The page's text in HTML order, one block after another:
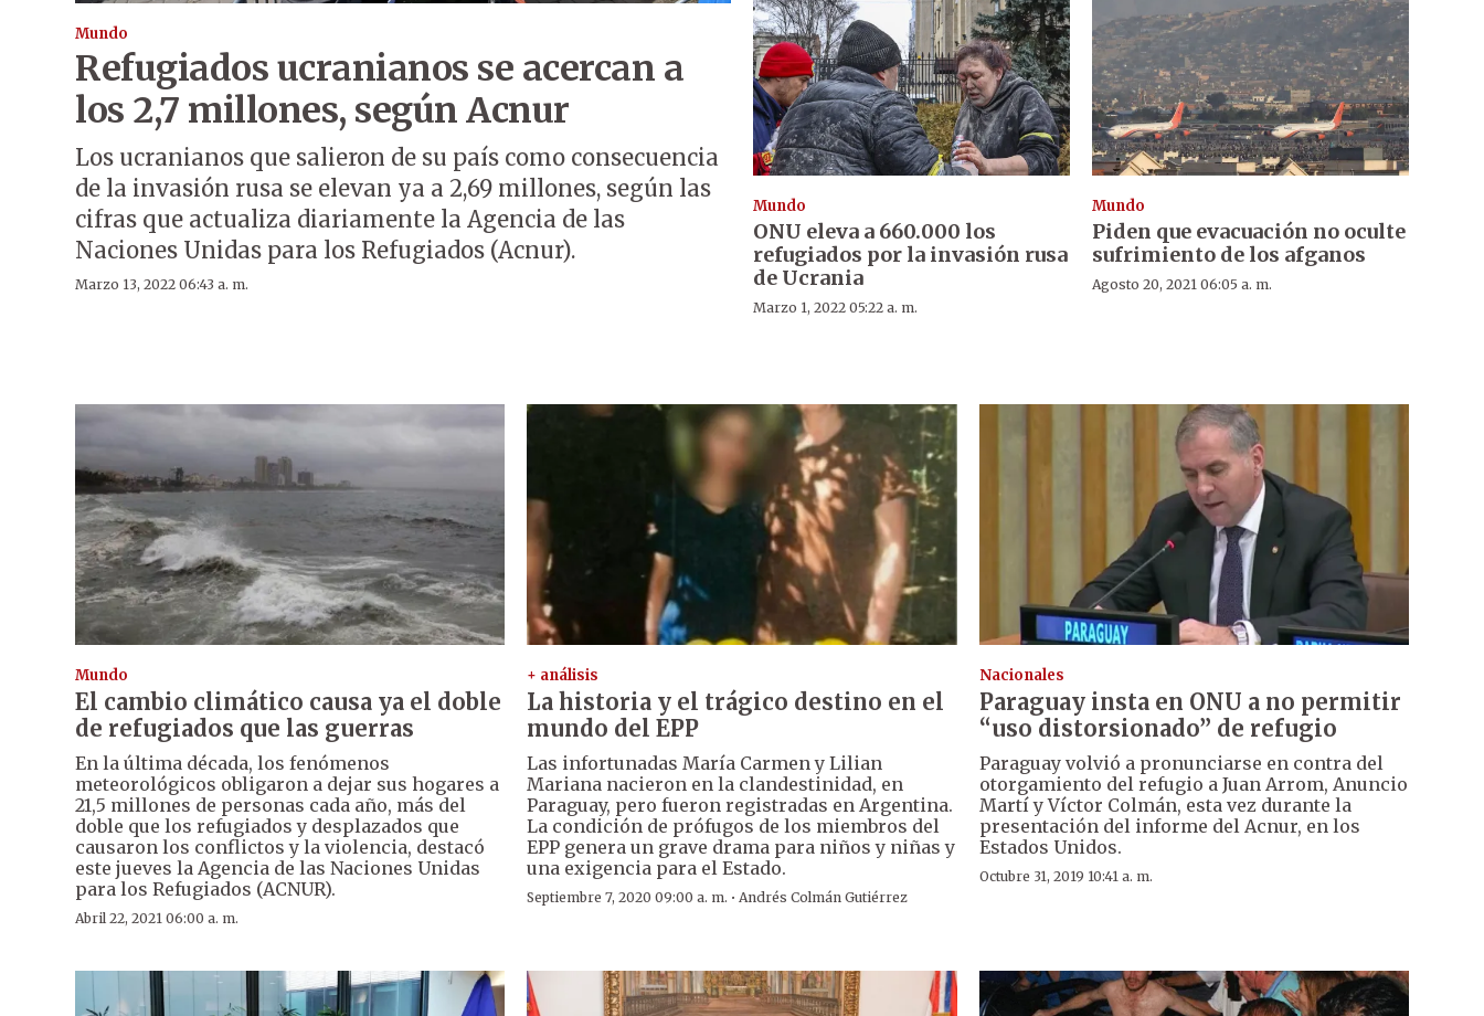
Mundo
Refugiados ucranianos se acercan a
los 2,7 millones, según Acnur
Los ucranianos que salieron de su país como consecuencia
de la invasión rusa se elevan ya a 2,69 millones, según las
cifras que actualiza diariamente la Agencia de las
Naciones Unidas para los Refugiados (Acnur).
Marzo 13, 2022 06:43 a. m.
Mundo
ONU eleva a 660.000 los
refugiados por la invasión rusa
de Ucrania
Marzo 1, 2022 05:22 a. m.
Mundo
Piden que evacuación no oculte
sufrimiento de los afganos
Agosto 20, 2021 06:05 a. m.
Mundo
El cambio climático causa ya el doble
de refugiados que las guerras
En la última década, los fenómenos
meteorológicos obligaron a dejar sus hogares a
21,5 millones de personas cada año, más del
doble que los refugiados y desplazados que
causaron los conflictos y la violencia, destacó
este jueves la Agencia de las Naciones Unidas
para los Refugiados (ACNUR).
Abril 22, 2021 06:00 a. m.
+ análisis
La historia y el trágico destino en el
mundo del EPP
Las infortunadas María Carmen y Lilian
Mariana nacieron en la clandestinidad, en
Paraguay, pero fueron registradas en Argentina.
La condición de prófugos de los miembros del
EPP genera un grave drama para niños y niñas y
una exigencia para el Estado.
Septiembre 7, 2020 09:00 a. m. ·Andrés Colmán Gutiérrez
Nacionales
Paraguay insta en ONU a no permitir
“uso distorsionado” de refugio
Paraguay volvió a pronunciarse en contra del
otorgamiento del refugio a Juan Arrom, Anuncio
Martí y Víctor Colmán, esta vez durante la
presentación del informe del Acnur, en los
Estados Unidos.
Octubre 31, 2019 10:41 a. m.